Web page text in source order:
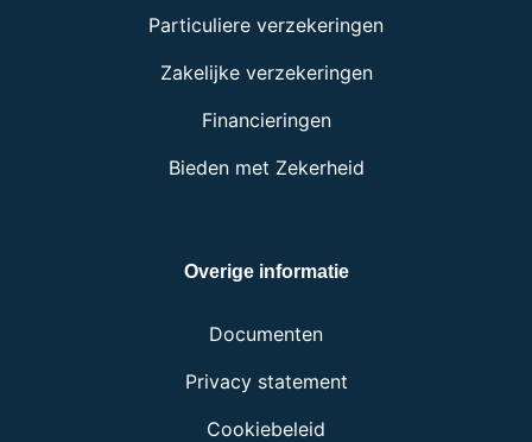
Particuliere verzekeringen
Zakelijke verzekeringen
Financieringen
Bieden met Zekerheid
Overige informatie
Documenten
Privacy statement
Cookiebeleid